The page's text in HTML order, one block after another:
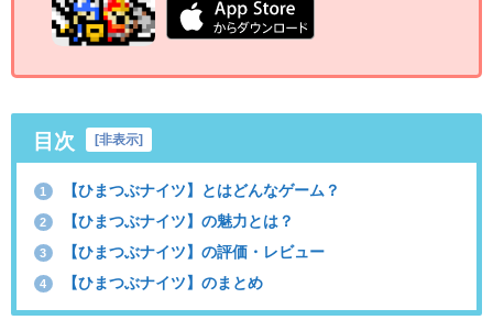
目次 [非表示]
1 【ひまつぶナイツ】とはどんなゲーム？
2 【ひまつぶナイツ】の魅力とは？
3 【ひまつぶナイツ】の評価・レビュー
4 【ひまつぶナイツ】のまとめ